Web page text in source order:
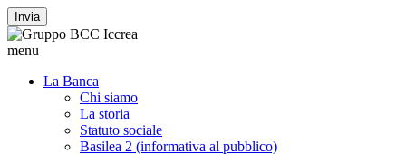
Invia
menu
La Banca
Chi siamo
La storia
Statuto sociale
Basilea 2 (informativa al pubblico)